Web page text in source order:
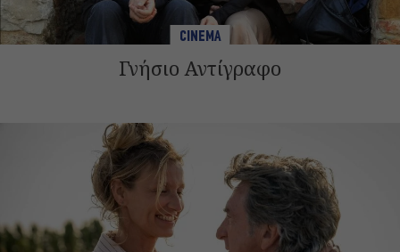
CINEMA
Γνήσιο Αντίγραφο